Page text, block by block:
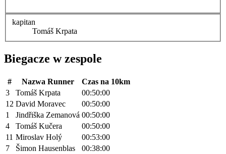
kapitan
Tomáš Krpata
Biegacze w zespole
# Nazwa Runner
Czas na 10km
3
Tomáš Krpata
00:50:00
12 David Moravec
00:50:00
1
Jindřiška Zemanová 00:50:00
4
Tomáš Kučera
00:50:00
11 Miroslav Holý
00:53:00
7
Šimon Hausenblas
00:38:00